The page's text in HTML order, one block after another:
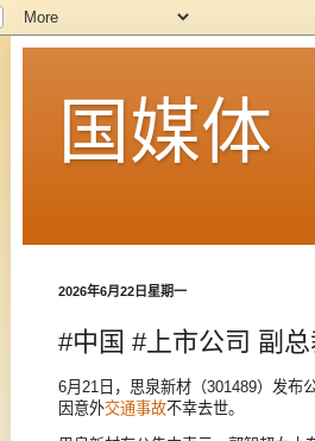
国媒体
2026年6月22日星期一
#中国 #上市公司 副
6月21日，思泉新材（301489）发布
因意外交通事故不幸去世。